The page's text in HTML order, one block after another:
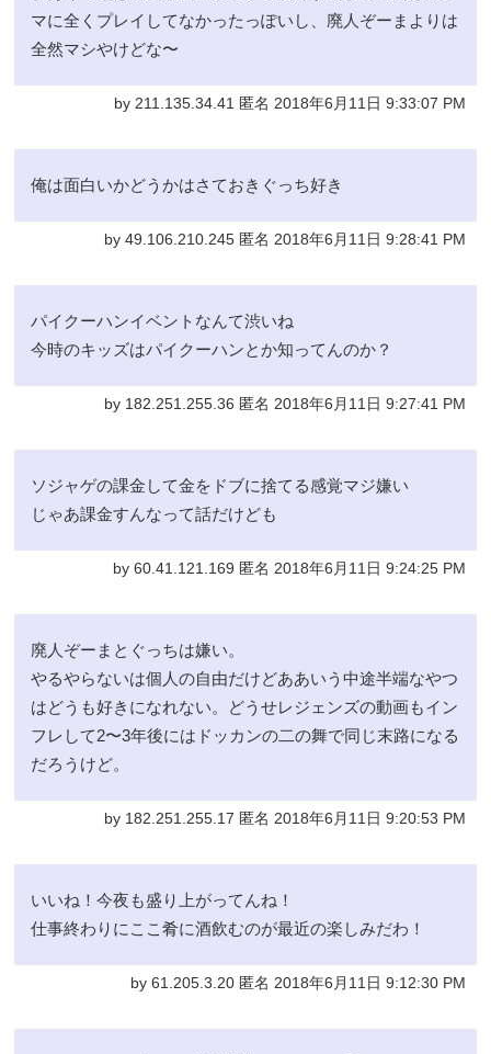
マに全くプレイしてなかったっぽいし、廃人ぞーまよりは
全然マシやけどな〜
by 211.135.34.41 匿名 2018年6月11日 9:33:07 PM
俺は面白いかどうかはさておきぐっち好き
by 49.106.210.245 匿名 2018年6月11日 9:28:41 PM
パイクーハンイベントなんて渋いね
今時のキッズはパイクーハンとか知ってんのか？
by 182.251.255.36 匿名 2018年6月11日 9:27:41 PM
ソジャゲの課金して金をドブに捨てる感覚マジ嫌い
じゃあ課金すんなって話だけども
by 60.41.121.169 匿名 2018年6月11日 9:24:25 PM
廃人ぞーまとぐっちは嫌い。
やるやらないは個人の自由だけどああいう中途半端なやつ
はどうも好きになれない。どうせレジェンズの動画もイン
フレして2〜3年後にはドッカンの二の舞で同じ末路になる
だろうけど。
by 182.251.255.17 匿名 2018年6月11日 9:20:53 PM
いいね！今夜も盛り上がってんね！
仕事終わりにここ肴に酒飲むのが最近の楽しみだわ！
by 61.205.3.20 匿名 2018年6月11日 9:12:30 PM